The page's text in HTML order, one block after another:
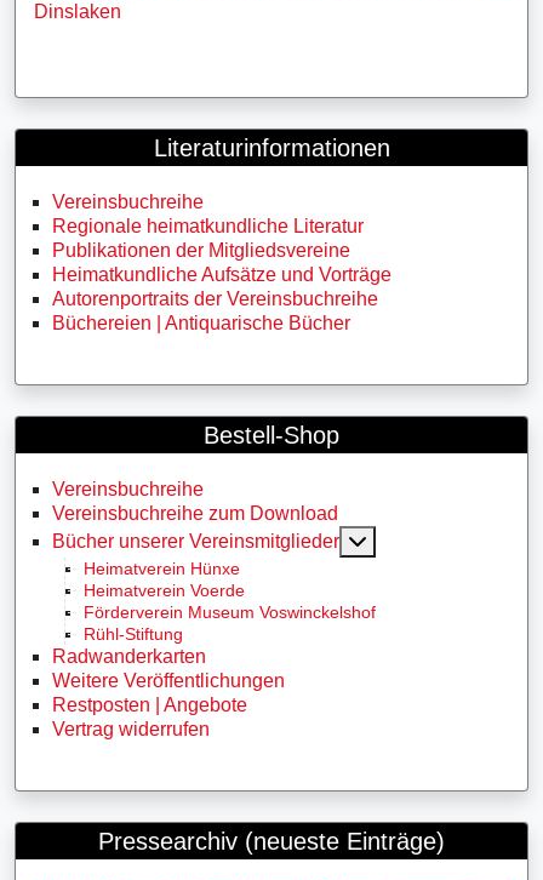
Dinslaken
Literaturinformationen
Vereinsbuchreihe
Regionale heimatkundliche Literatur
Publikationen der Mitgliedsvereine
Heimatkundliche Aufsätze und Vorträge
Autorenportraits der Vereinsbuchreihe
Büchereien | Antiquarische Bücher
Bestell-Shop
Vereinsbuchreihe
Vereinsbuchreihe zum Download
Bücher unserer Vereinsmitglieder
Heimatverein Hünxe
Heimatverein Voerde
Förderverein Museum Voswinckelshof
Rühl-Stiftung
Radwanderkarten
Weitere Veröffentlichungen
Restposten | Angebote
Vertrag widerrufen
Pressearchiv (neueste Einträge)